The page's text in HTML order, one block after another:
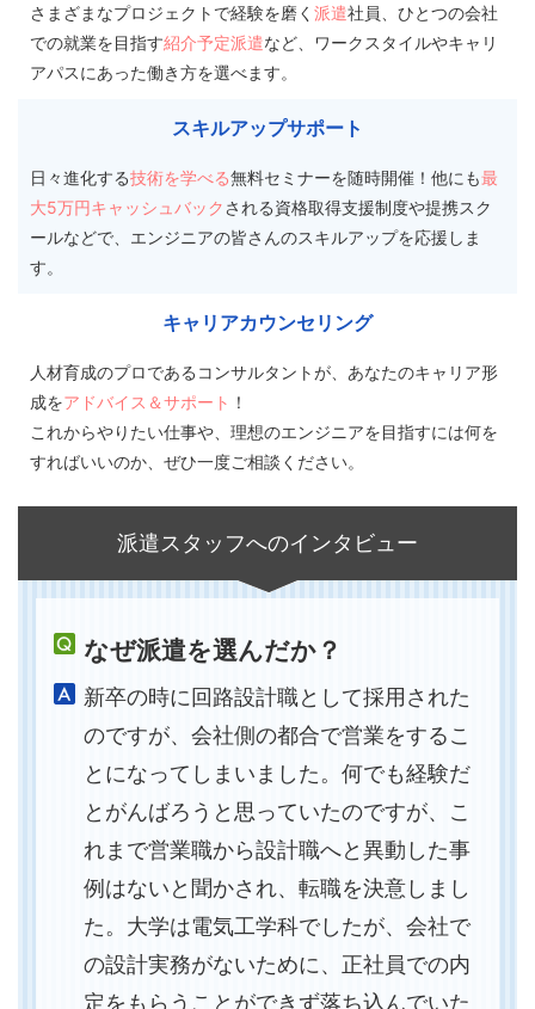
さまざまなプロジェクトで経験を磨く 派遣社員、ひとつの会社
での就業を目指す紹介予定派遣など、ワークスタイルやキャリ
アパスにあった働き方を選べます。
スキルアップサポート
日々進化する技術を学べる無料セミナーを随時開催！他にも最
大5万円キャッシュバックされる資格取得支援制度や提携スク
ールなどで、エンジニアの皆さんのスキルアップを応援しま
す。
キャリアカウンセリング
人材育成のプロであるコンサルタントが、あなたのキャリア形
成をアドバイス＆サポート ！
これからやりたい仕事や、理想のエンジニアを目指すには何を
すればいいのか、ぜひ一度ご相談ください。
派遣スタッフへのインタビュー
なぜ派遣を選んだか？
新卒の時に回路設計職として採用された
のですが、会社側の都合で営業をするこ
とになってしまいました。何でも経験だ
とがんばろうと思っていたのですが、こ
れまで営業職から設計職へと異動した事
例はないと聞かされ、転職を決意しまし
た。大学は電気工学科でしたが、会社で
の設計実務がないために、正社員での内
定をもらうことができず落ち込んでいた